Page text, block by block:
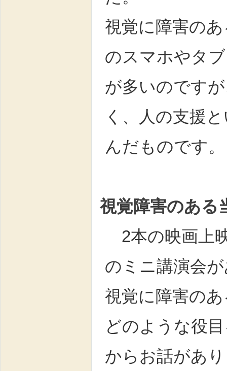
視覚に障害の
のスマホやタ
が多いのです
く、人の支援
んだものです。
視覚障害のある
2本の映画上
のミニ講演会
視覚に障害の
どのような役
からお話があ